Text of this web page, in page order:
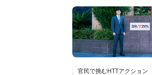
官民で挑むHTTアクション